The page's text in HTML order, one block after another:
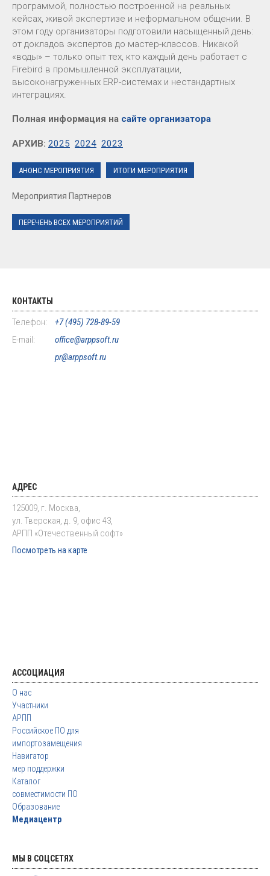
программой, полностью построенной на реальных
кейсах, живой экспертизе и неформальном общении. В
этом году организаторы подготовили насыщенный день:
от докладов экспертов до мастер-классов. Никакой
«воды» – только опыт тех, кто каждый день работает с
Firebird в промышленной эксплуатации,
высоконагруженных ERP-системах и нестандартных
интеграциях.
Полная информация на сайте организатора
АРХИВ: 2025 2024 2023
АНОНС МЕРОПРИЯТИЯ ИТОГИ МЕРОПРИЯТИЯ
Мероприятия Партнеров
ПЕРЕЧЕНЬ ВСЕХ МЕРОПРИЯТИЙ
КОНТАКТЫ
Телефон:
+7 (495) 728-89-59
E-mail:
office@arppsoft.ru
pr@arppsoft.ru
АДРЕС
125009, г. Москва,
ул. Тверская, д. 9, офис 43,
АРПП «Отечественный софт»
Посмотреть на карте
АССОЦИАЦИЯ
О нас
Участники
АРПП
Российское ПО для
импортозамещения
Навигатор
мер поддержки
Каталог
совместимости ПО
Образование
Медиацентр
МЫ В СОЦСЕТЯХ